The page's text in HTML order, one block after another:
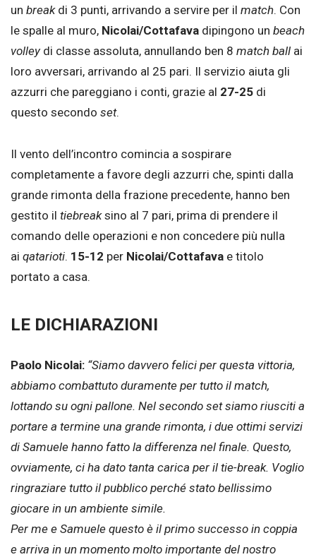
un break di 3 punti, arrivando a servire per il match. Con
le spalle al muro, Nicolai/Cottafava dipingono un beach
volley di classe assoluta, annullando ben 8 match ball ai
loro avversari, arrivando al 25 pari. Il servizio aiuta gli
azzurri che pareggiano i conti, grazie al 27-25 di
questo secondo set.
Il vento dell’incontro comincia a sospirare
completamente a favore degli azzurri che, spinti dalla
grande rimonta della frazione precedente, hanno ben
gestito il tiebreaksino al 7 pari, prima di prendere il
comando delle operazioni e non concedere più nulla
ai qatarioti. 15-12 per Nicolai/Cottafava e titolo
portato a casa.
LE DICHIARAZIONI
Paolo Nicolai: “Siamo davvero felici per questa vittoria,
abbiamo combattuto duramente per tutto il match,
lottando su ogni pallone. Nel secondo set siamo riusciti a
portare a termine una grande rimonta, i due ottimi servizi
di Samuele hanno fatto la differenza nel finale. Questo,
ovviamente, ci ha dato tanta carica per il tie-break. Voglio
ringraziare tutto il pubblico perché stato bellissimo
giocare in un ambiente simile.
Per me e Samuele questo è il primo successo in coppia
e arriva in un momento molto importante del nostro